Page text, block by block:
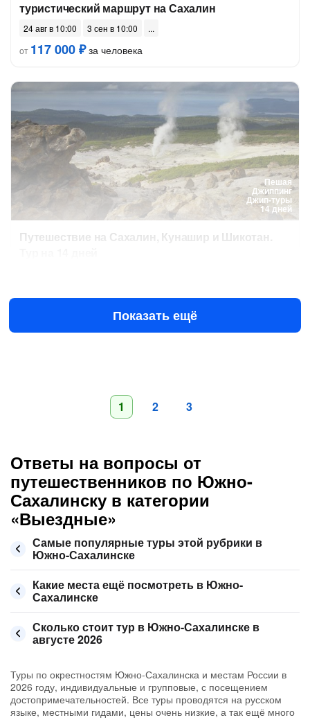
туристический маршрут на Сахалин
24 авг в 10:00
3 сен в 10:00
от 117 000 ₽за человека
Пешая
Джиппинг
Джип-туры
14 дней
Путешествие на Сахалин, Кунашир и Шикотан.
287 000 ₽за человека
Показать ещё
1 2 3
Ответы на вопросы от
путешественников по Южно-
Сахалинску в категории
«Выездные»
Самые популярные туры этой рубрики в
Южно-Сахалинске
Какие места ещё посмотреть в Южно-
Сахалинске
Сколько стоит тур в Южно-Сахалинске в
августе 2026
Туры по окрестностям Южно-Сахалинска и местам России в
2026 году, индивидуальные и групповые, с посещением
достопримечательностей. Все туры проводятся на русском
языке, местными гидами, цены очень низкие, а так ещё много